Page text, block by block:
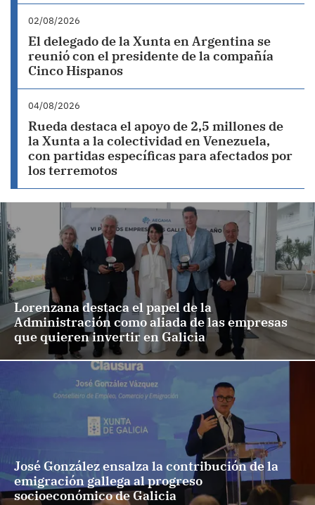
02/08/2026
El delegado de la Xunta en Argentina se
reunió con el presidente de la compañía
Cinco Hispanos
04/08/2026
Rueda destaca el apoyo de 2,5 millones de
la Xunta a la colectividad en Venezuela,
con partidas específicas para afectados por
los terremotos
Lorenzana destaca el papel de la
Administración como aliada de las empresas
que quieren invertir en Galicia
José González ensalza la contribución de la
emigración gallega al progreso
socioeconómico de Galicia